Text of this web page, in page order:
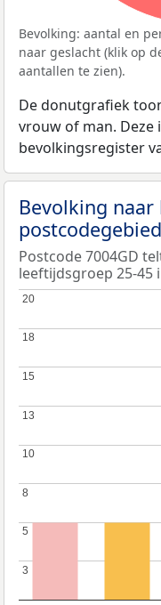
Bevolking: aantal en
naar geslacht (klik op
aantallen te zien).
De donutgrafiek
vrouw of man.
bevolkingsregister
Bevolking
Postcode 7004GD
leeftijdsgroep 25-45
3
3
5
5
8
8
10
10
13
13
15
15
18
18
20
20